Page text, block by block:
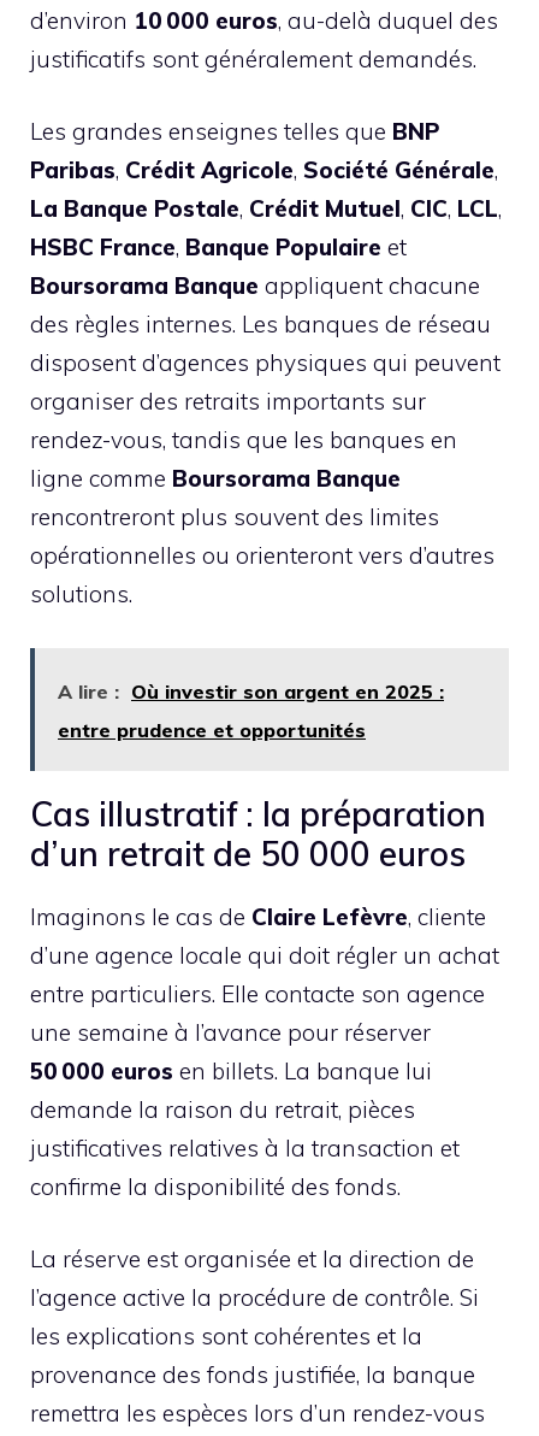
d’environ 10 000 euros, au-delà duquel des
justificatifs sont généralement demandés.
Les grandes enseignes telles que BNP
Paribas, Crédit Agricole, Société Générale,
La Banque Postale, Crédit Mutuel, CIC, LCL,
HSBC France, Banque Populaire et
Boursorama Banque appliquent chacune
des règles internes. Les banques de réseau
disposent d’agences physiques qui peuvent
organiser des retraits importants sur
rendez-vous, tandis que les banques en
ligne comme Boursorama Banque
rencontreront plus souvent des limites
opérationnelles ou orienteront vers d’autres
solutions.
A lire : Où investir son argent en 2025 :
entre prudence et opportunités
Cas illustratif : la préparation
d’un retrait de 50 000 euros
Imaginons le cas de Claire Lefèvre, cliente
d’une agence locale qui doit régler un achat
entre particuliers. Elle contacte son agence
une semaine à l’avance pour réserver
50 000 euros en billets. La banque lui
demande la raison du retrait, pièces
justificatives relatives à la transaction et
confirme la disponibilité des fonds.
La réserve est organisée et la direction de
l’agence active la procédure de contrôle. Si
les explications sont cohérentes et la
provenance des fonds justifiée, la banque
remettra les espèces lors d’un rendez-vous